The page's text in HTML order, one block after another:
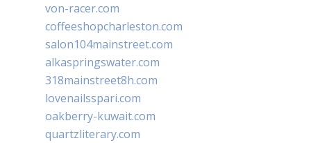
von-racer.com
coffeeshopcharleston.com
salon104mainstreet.com
alkaspringswater.com
318mainstreet8h.com
lovenailsspari.com
oakberry-kuwait.com
quartzliterary.com